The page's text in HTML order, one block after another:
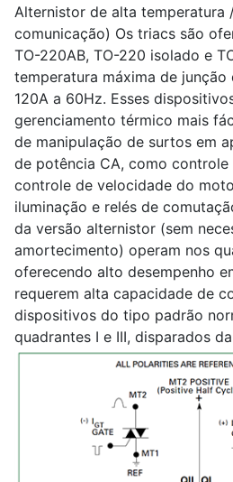
Alternistor de alta temperatura
comunicação) Os triacs são
TO-220AB, TO-220 isolado e
temperatura máxima de junção
120A a 60Hz. Esses
gerenciamento térmico mais
de manipulação de surtos em
de potência CA, como controle
controle de velocidade do
iluminação e relés de
da versão alternistor (sem
amortecimento) operam nos
oferecendo alto desempenho
requerem alta capacidade de
dispositivos do tipo padrão
quadrantes I e III, disparados